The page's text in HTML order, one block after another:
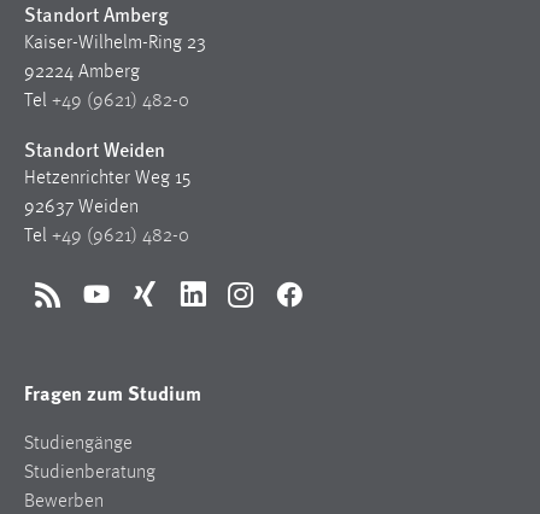
Standort Amberg
Kaiser-Wilhelm-Ring 23
92224 Amberg
Tel +49 (9621) 482-0
Standort Weiden
Hetzenrichter Weg 15
92637 Weiden
Tel +49 (9621) 482-0
RSS YouTubeXing LinkedInInstagramFacebook
Fragen zum Studium
Studiengänge
Studienberatung
Bewerben
Sie tun dies, indem sie Besucher über Websites
hinweg verfolgen.
Google Ads
Name:
_gcl_au
Anbieter:
Google Ireland Limited
Zweck:
Conversion-Tracking
Facebook Pixel
Name: